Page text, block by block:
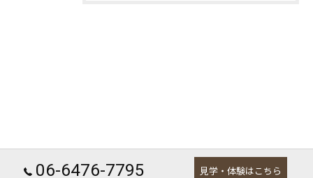
06-6476-7795 見学・体験はこちら